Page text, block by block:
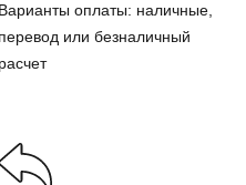
Варианты оплаты: наличные,
перевод или безналичный
расчет